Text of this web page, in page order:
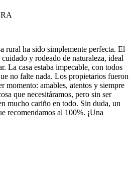
rural ha sido simplemente perfecta. El
y rodeado de naturaleza, ideal
La casa estaba impecable, con todos
no falte nada. Los propietarios fueron
momento: amables, atentos y siempre
que necesitáramos, pero sin ser
mucho cariño en todo. Sin duda, un
recomendamos al 100%. ¡Una